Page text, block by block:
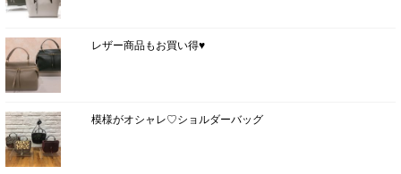
レザー商品もお買い得♥
模様がオシャレ♡ショルダーバッグ